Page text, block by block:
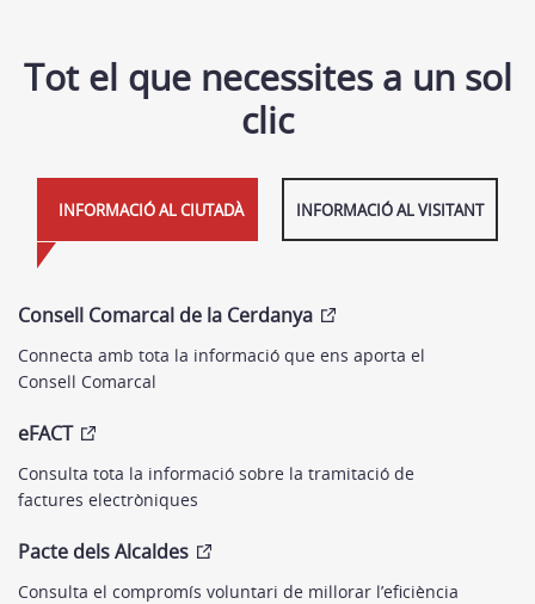
Tot el que necessites a un sol
clic
INFORMACIÓ AL CIUTADÀ INFORMACIÓ AL VISITANT
Consell Comarcal de la Cerdanya
Connecta amb tota la informació que ens aporta el
Consell Comarcal
eFACT
Consulta tota la informació sobre la tramitació de
factures electròniques
Pacte dels Alcaldes
Consulta el compromís voluntari de millorar l’eficiència